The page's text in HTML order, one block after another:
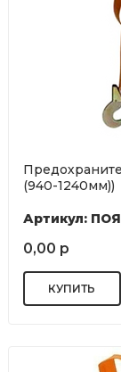
(940-1240мм))
Артикул:
0,00 р